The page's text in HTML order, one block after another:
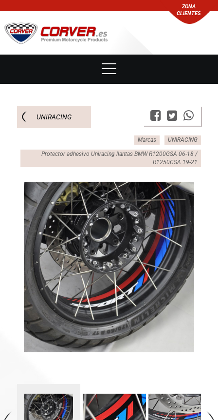
ZONA
CLIENTES
UNIRACING
Marcas UNIRACING
Protector adhesivo Uniracing llantas BMW R1200GSA 06-18 /
R1250GSA 19-21